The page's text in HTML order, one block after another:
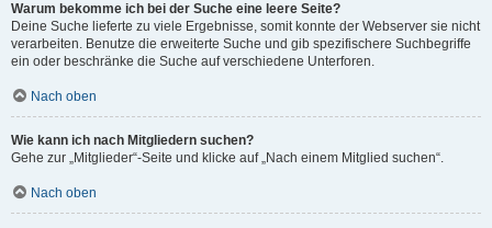
Warum bekomme ich bei der Suche eine leere Seite?
Deine Suche lieferte zu viele Ergebnisse, somit konnte der Webserver sie nicht
verarbeiten. Benutze die erweiterte Suche und gib spezifischere Suchbegriffe
ein oder beschränke die Suche auf verschiedene Unterforen.
Nach oben
Wie kann ich nach Mitgliedern suchen?
Gehe zur „Mitglieder“-Seite und klicke auf „Nach einem Mitglied suchen“.
Nach oben